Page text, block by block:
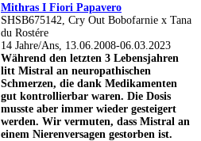
Mithras I Fiori Papavero
SHSB675142, Cry Out Bobofarnie x Tana
du Rostére
14 Jahre/Ans, 13.06.2008-06.03.2023
Während den letzten 3 Lebensjahren
litt Mistral an neuropathischen
Schmerzen, die dank Medikamenten
gut kontrollierbar waren. Die Dosis
musste aber immer wieder gesteigert
werden. Wir vermuten, dass Mistral an
einem Nierenversagen gestorben ist.